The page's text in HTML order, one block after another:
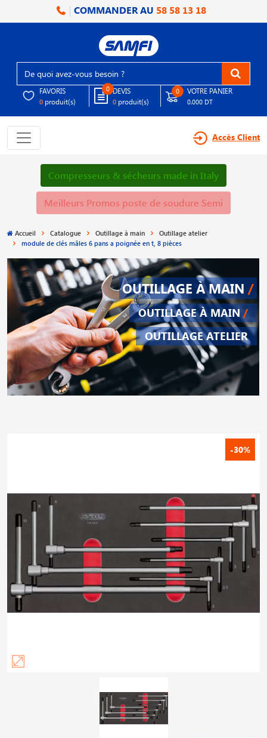
COMMANDER AU 58 58 13 18
FAVORIS
0 produit(s)
0 DEVIS
0 produit(s)
0 VOTRE PANIER
0.000 DT
Accès Client
Compresseurs & sécheurs made in Italy
Meilleurs Promos poste de soudure Semi
Accueil Catalogue Outillage à main
Outillage atelier
module de clés mâles 6 pans a poignée en t, 8 pièces
OUTILLAGE À MAIN /
OUTILLAGE À MAIN /
OUTILLAGE ATELIER
-30%